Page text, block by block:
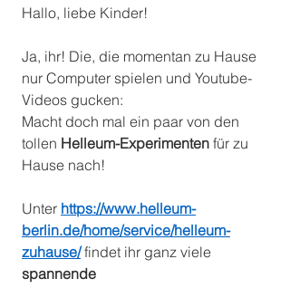
Hallo, liebe Kinder!
Ja, ihr! Die, die momentan zu Hause
nur Computer spielen und Youtube-
Videos gucken:
Macht doch mal ein paar von den
tollen Helleum-Experimenten für zu
Hause nach!
Unter https://www.helleum-
berlin.de/home/service/helleum-
zuhause/ findet ihr ganz viele
spannende